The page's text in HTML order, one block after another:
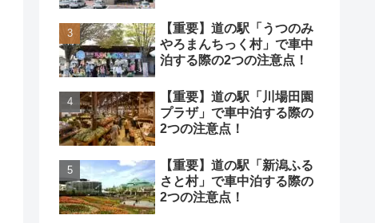
【重要】道の駅「うつのみ
やろまんちっく村」で車中
泊する際の2つの注意点！
【重要】道の駅「川場田園
プラザ」で車中泊する際の
2つの注意点！
【重要】道の駅「新潟ふる
さと村」で車中泊する際の
2つの注意点！